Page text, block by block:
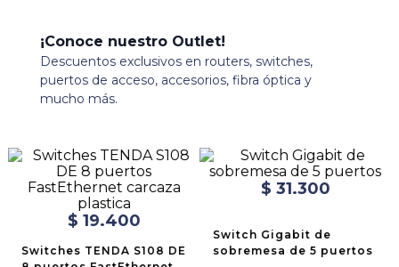
¡Conoce nuestro Outlet!
Descuentos exclusivos en routers, switches,
puertos de acceso, accesorios, fibra óptica y
mucho más.
$ 19.400
Switches TENDA S108 DE
$ 31.300
Switch Gigabit de
sobremesa de 5 puertos